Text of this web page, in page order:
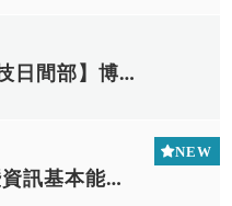
115學年度第1學期【四技日間部】博雅通識正式開課整合表
114-2學生中文、英文暨資訊基本能力補測檢核第5梯次考場公告(應屆畢業與延修生)